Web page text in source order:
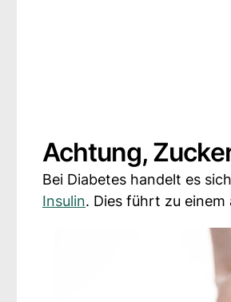
Achtung,
Bei Diabetes handelt es
Insulin. Dies führt zu